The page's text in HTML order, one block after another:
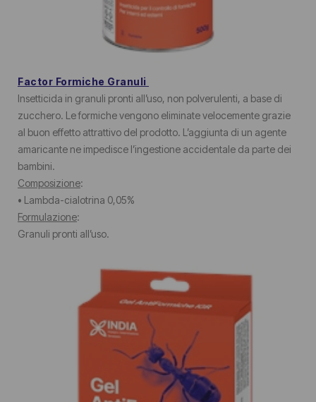
Factor Formiche Granuli
Insetticida in granuli pronti all’uso, non polverulenti, a base di
zucchero. Le formiche vengono eliminate velocemente grazie
al buon effetto attrattivo del prodotto. L’aggiunta di un agente
amaricante ne impedisce l’ingestione accidentale da parte dei
bambini.
Composizione:
• Lambda-cialotrina 0,05%
Formulazione:
Granuli pronti all’uso.